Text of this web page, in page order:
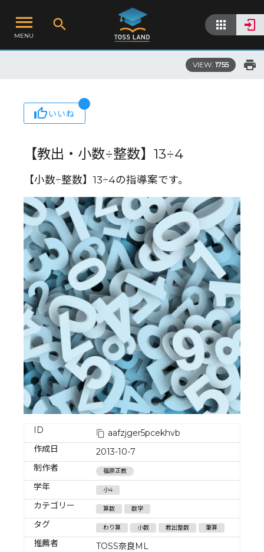
MENU
VIEW: 1755
いいね
【教出・小数÷整数】13÷4
【小数÷整数】13÷4の指導案です。
ID
aafzjger5pcekhvb
作成日
2013-10-7
制作者
福原正教
学年 小4
カテゴリー 算数 数学
タグ わり算 小数 教出整数 筆算
推薦者 TOSS奈良ML